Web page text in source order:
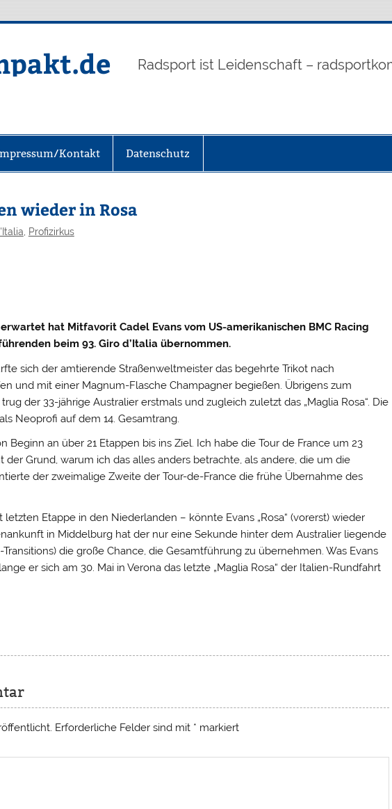
Radsport ist Leidenschaft –
Kontakt Datenschutz
wieder in Rosa
, Profizirkus
hat Mitfavorit Cadel Evans vom US-amerikanischen BMC Racing
beim 93. Giro d’Italia übernommen.
sich der amtierende Straßenweltmeister das begehrte Trikot nach
und mit einer Magnum-Flasche Champagner begießen. Übrigens zum
der 33-jährige Australier erstmals und zugleich zuletzt das „Maglia Rosa“. Die
Neoprofi auf dem 14. Gesamtrang.
Beginn an über 21 Etappen bis ins Ziel. Ich habe die Tour de France um 23
Grund, warum ich das alles anders betrachte, als andere, die um die
der zweimalige Zweite der Tour-de-France die frühe Übernahme des
Etappe in den Niederlanden – könnte Evans „Rosa“ (vorerst) wieder
in Middelburg hat der nur eine Sekunde hinter dem Australier liegende
die große Chance, die Gesamtführung zu übernehmen. Was Evans
er sich am 30. Mai in Verona das letzte „Maglia Rosa“ der Italien-Rundfahrt
Erforderliche Felder sind mit * markiert